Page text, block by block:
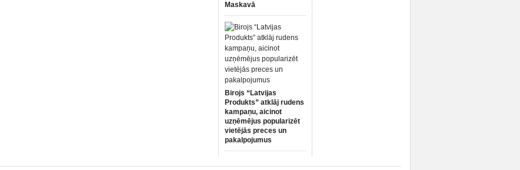
Maskavā
Birojs “Latvijas
Produkts” atklāj rudens
kampaņu, aicinot
uzņēmējus popularizēt
vietējās preces un
pakalpojumus